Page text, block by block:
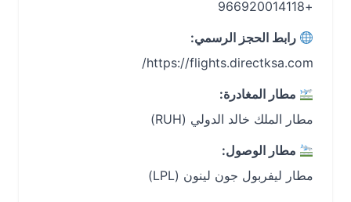
رابط الحجز الرسمي:
https://flights.directksa.com/
مطار المغادرة:
مطار الملك خالد الدولي (RUH)
مطار الوصول:
مطار ليفربول جون لينون (LPL)